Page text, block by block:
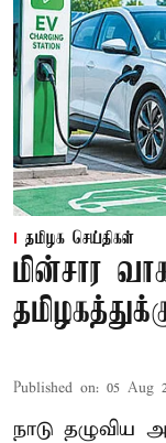
தமிழக செய்திகள்
மின்சார
Published on: 05 Aug
நாடு